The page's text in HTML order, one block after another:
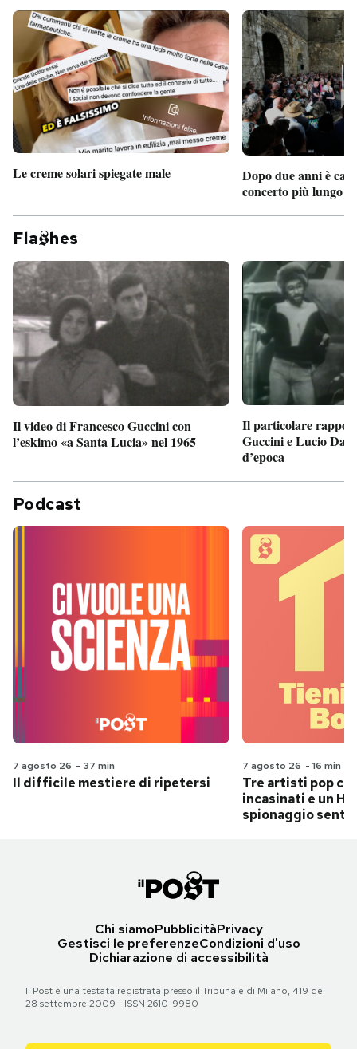
Le creme solari spiegate male
Dopo due anni è
concerto più lungo
Fla hes
Il video di Francesco Guccini con
l’eskimo «a Santa Lucia» nel 1965
Il particolare
Guccini e Lucio
d’epoca
Podcast
7 agosto 26 - 37 min
Il difficile mestiere di ripetersi
7 agosto 26 - 16 min
Tre artisti pop
incasinati e un
spionaggio
Chi siamoPubblicitàPrivacy
Gestisci le preferenzeCondizioni d'uso
Dichiarazione di accessibilità
Il Post è una testata registrata presso il Tribunale di Milano, 419 del
28 settembre 2009 - ISSN 2610-9980